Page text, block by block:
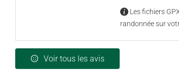
Les fichiers
randonnée sur
Voir tous les avis